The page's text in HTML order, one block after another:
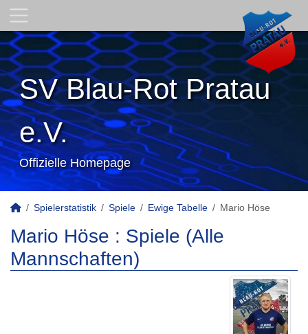
SV Blau-Rot Pratau
e.V.
Offizielle Homepage
Spielerstatistik Spiele Ewige Tabelle Mario Höse
Mario Höse : Spiele (Alle
Mannschaften)